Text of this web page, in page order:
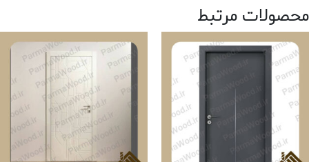
محصولات مرتبط